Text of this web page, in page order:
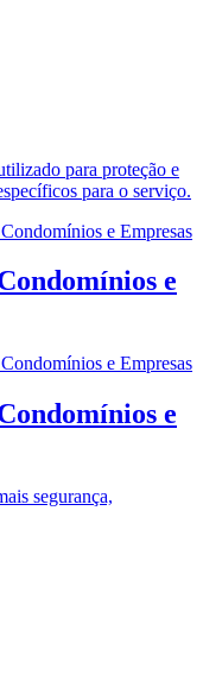
para proteção e
para o serviço.
e
e
segurança,